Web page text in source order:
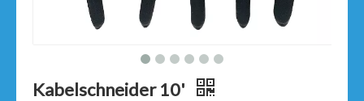
Kabelschneider 10'